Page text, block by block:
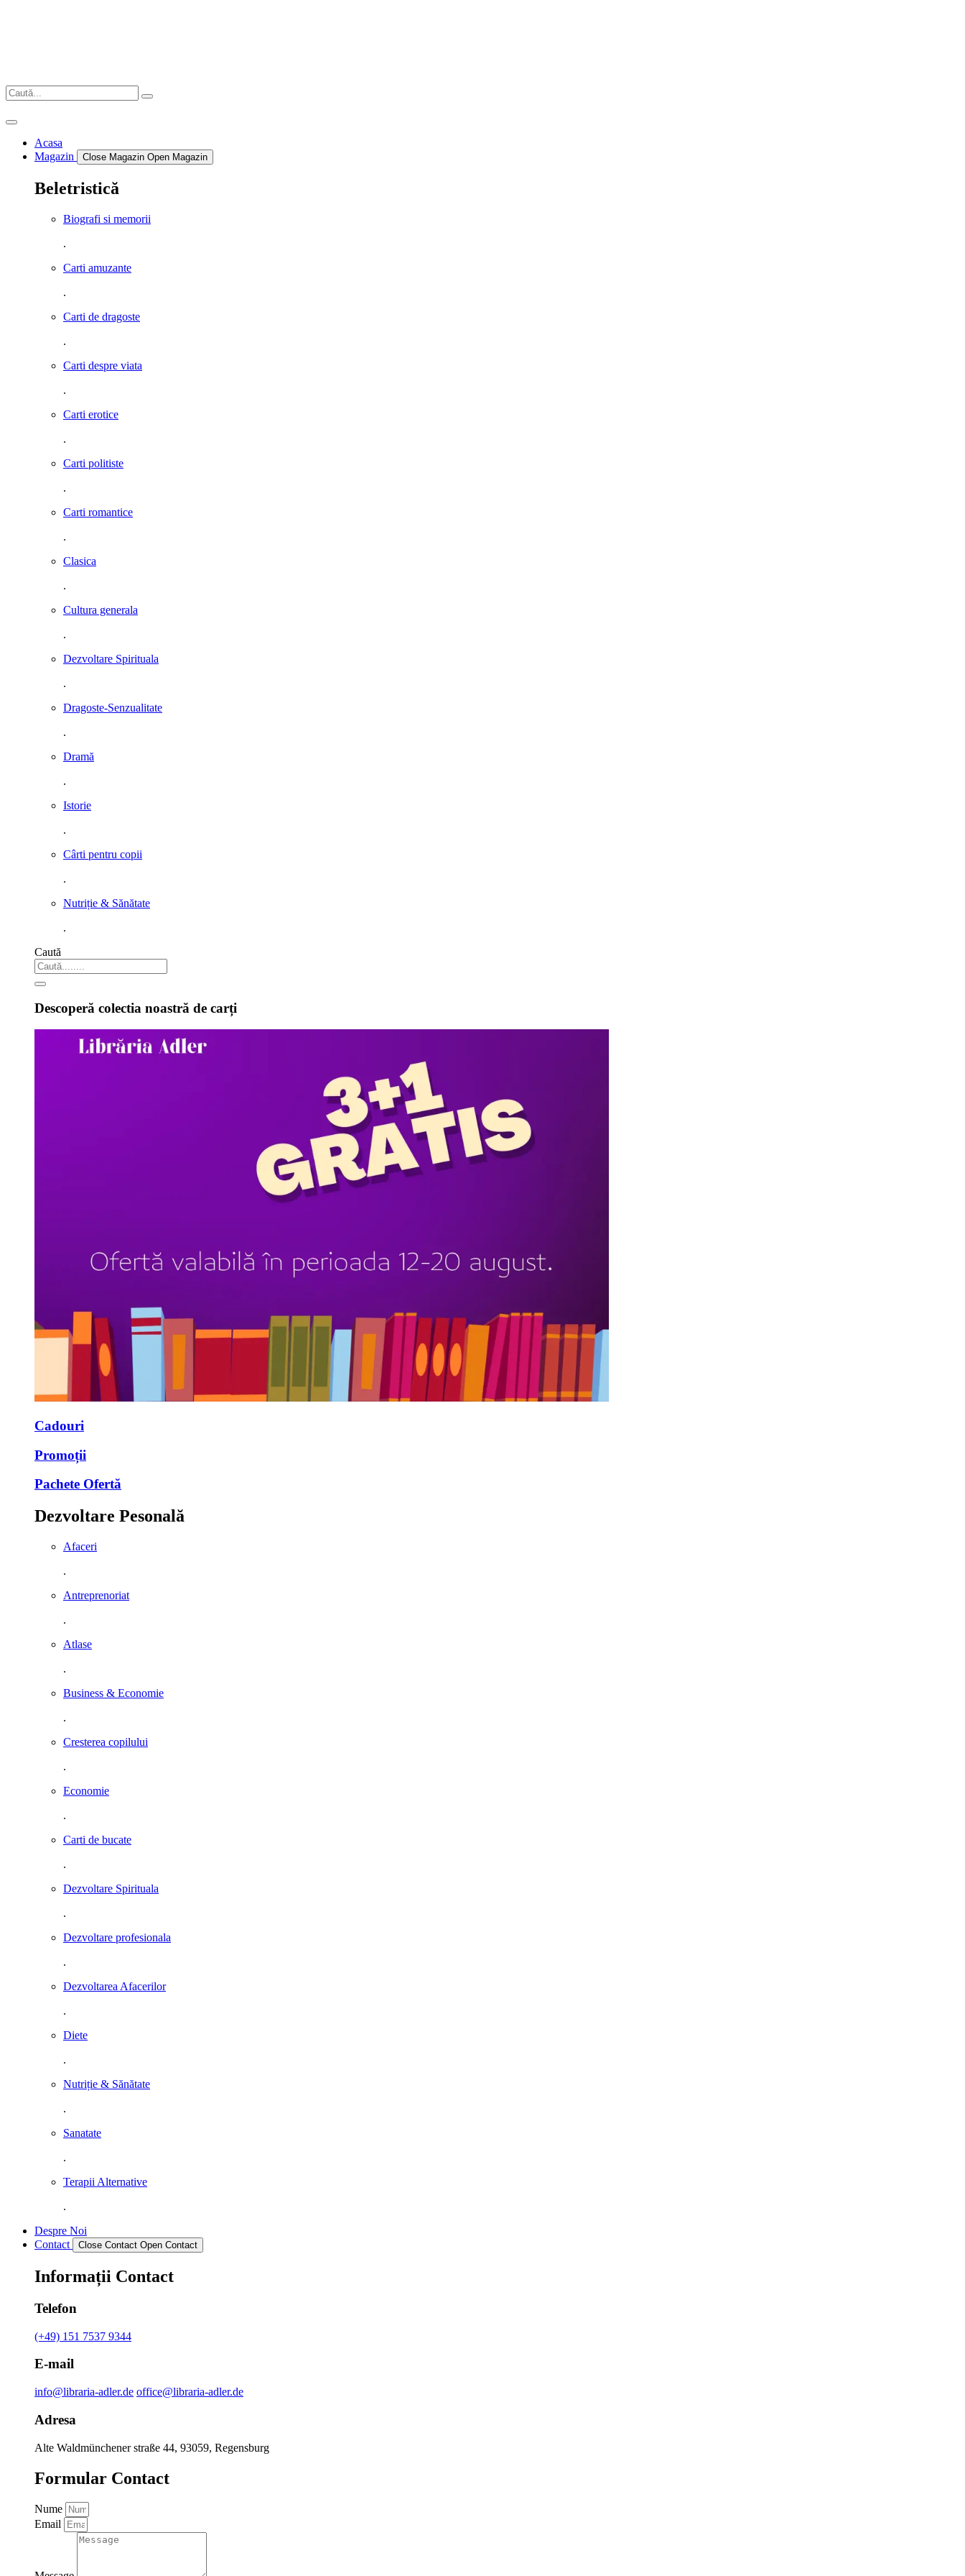
Acasa
Magazin
Close Magazin Open Magazin
Beletristică
Biografi si memorii
.
Carti amuzante
.
Carti de dragoste
.
Carti despre viata
.
Carti erotice
.
Carti politiste
.
Carti romantice
.
Clasica
.
Cultura generala
.
Dezvoltare Spirituala
.
Dragoste-Senzualitate
.
Dramă
.
Istorie
.
Cârti pentru copii
.
Nutriție & Sănătate
.
Caută
Descoperă colectia noastră de carți
Cadouri
Promoții
Pachete Ofertă
Dezvoltare Pesonală
Afaceri
.
Antreprenoriat
.
Atlase
.
Business & Economie
.
Cresterea copilului
.
Economie
.
Carti de bucate
.
Dezvoltare Spirituala
.
Dezvoltare profesionala
.
Dezvoltarea Afacerilor
.
Diete
.
Nutriție & Sănătate
.
Sanatate
.
Terapii Alternative
.
Despre Noi
Contact
Close Contact Open Contact
Informații Contact
Telefon
(+49) 151 7537 9344
E-mail
info@libraria-adler.de office@libraria-adler.de
Adresa
Alte Waldmünchener straße 44, 93059, Regensburg
Formular Contact
Nume
Email